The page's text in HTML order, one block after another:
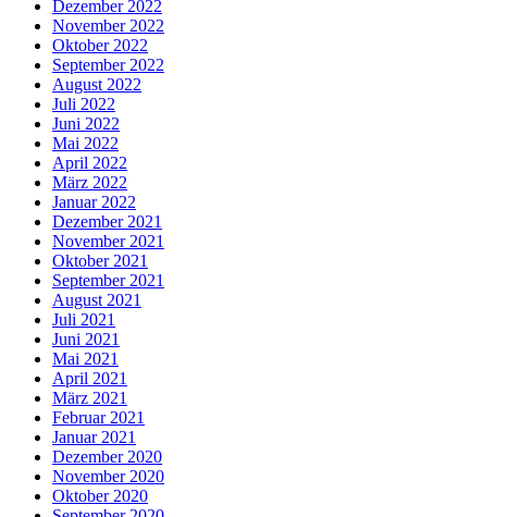
Dezember 2022
November 2022
Oktober 2022
September 2022
August 2022
Juli 2022
Juni 2022
Mai 2022
April 2022
März 2022
Januar 2022
Dezember 2021
November 2021
Oktober 2021
September 2021
August 2021
Juli 2021
Juni 2021
Mai 2021
April 2021
März 2021
Februar 2021
Januar 2021
Dezember 2020
November 2020
Oktober 2020